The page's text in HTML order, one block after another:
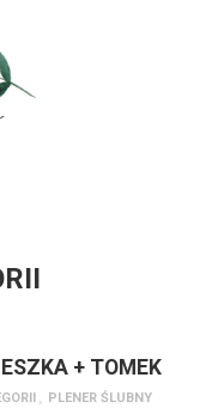
+ TOMEK
PLENER ŚLUBNY